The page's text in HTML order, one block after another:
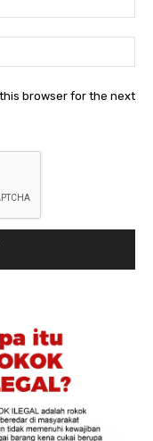
browser for the next